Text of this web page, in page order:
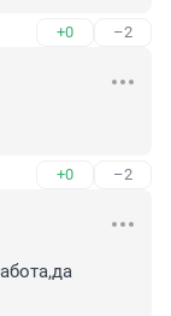
+0 –2
+0 –2